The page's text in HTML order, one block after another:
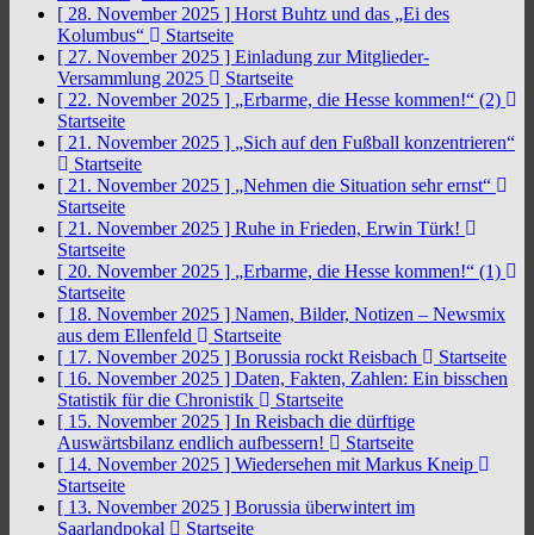
[ 28. November 2025 ] Horst Buhtz und das „Ei des
Kolumbus“
Startseite
[ 27. November 2025 ] Einladung zur Mitglieder-
Versammlung 2025
Startseite
[ 22. November 2025 ] „Erbarme, die Hesse kommen!“ (2)
Startseite
[ 21. November 2025 ] „Sich auf den Fußball konzentrieren“
Startseite
[ 21. November 2025 ] „Nehmen die Situation sehr ernst“
Startseite
[ 21. November 2025 ] Ruhe in Frieden, Erwin Türk!
Startseite
[ 20. November 2025 ] „Erbarme, die Hesse kommen!“ (1)
Startseite
[ 18. November 2025 ] Namen, Bilder, Notizen – Newsmix
aus dem Ellenfeld
Startseite
[ 17. November 2025 ] Borussia rockt Reisbach
Startseite
[ 16. November 2025 ] Daten, Fakten, Zahlen: Ein bisschen
Statistik für die Chronistik
Startseite
[ 15. November 2025 ] In Reisbach die dürftige
Auswärtsbilanz endlich aufbessern!
Startseite
[ 14. November 2025 ] Wiedersehen mit Markus Kneip
Startseite
[ 13. November 2025 ] Borussia überwintert im
Saarlandpokal
Startseite